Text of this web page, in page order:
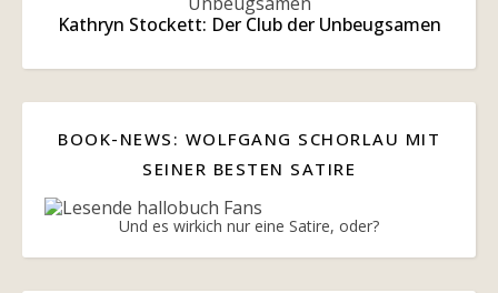
Kathryn Stockett: Der Club der Unbeugsamen
BOOK-NEWS: WOLFGANG SCHORLAU MIT
SEINER BESTEN SATIRE
Und es wirkich nur eine Satire, oder?